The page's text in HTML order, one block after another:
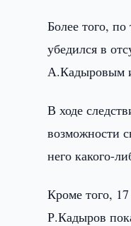
Более того,
убедился в
А.Кадыровым
В ходе
возможности
него какого-
Кроме того, 17
Р.Кадыров